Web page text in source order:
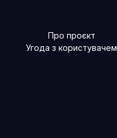
Про проєкт
Угода з користувачем